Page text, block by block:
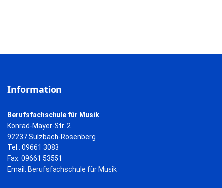
Information
Berufsfachschule für Musik
Konrad-Mayer-Str. 2
92237 Sulzbach-Rosenberg
Tel.: 09661 3088
Fax: 09661 53551
Email: Berufsfachschule für Musik